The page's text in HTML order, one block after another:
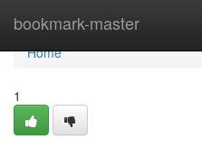
bookmark-master
Home
Home
1